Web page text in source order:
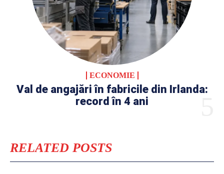
ECONOMIE
Val de angajări în fabricile din Irlanda:
record în 4 ani
RELATED POSTS